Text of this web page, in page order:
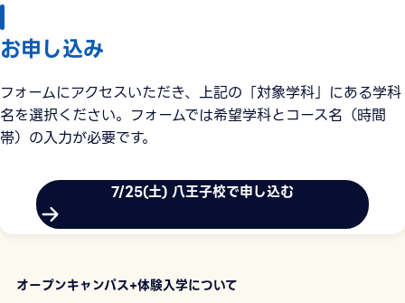
お申し込み
フォームにアクセスいただき、上記の「対象学科」にある学科
名を選択ください。フォームでは希望学科とコース名（時間
帯）の入力が必要です。
7/25(土) 八王子校で申し込む
オープンキャンパス+体験入学について